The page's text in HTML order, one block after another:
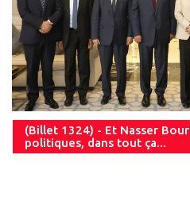
(Billet 1324) - Et Nasser
politiques, dans tout ça...